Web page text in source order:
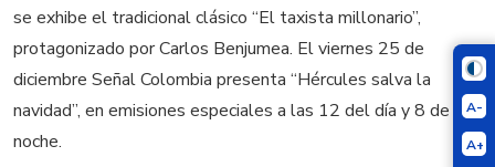
A-
A+
se exhibe el tradicional clásico “El taxista millonario”,
protagonizado por Carlos Benjumea. El viernes 25 de
diciembre Señal Colombia presenta “Hércules salva la
navidad”, en emisiones especiales a las 12 del día y 8 de la
noche.